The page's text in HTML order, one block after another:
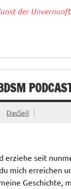
der
DasSeil
erziehe seit
mich erreichen
Geschichte,